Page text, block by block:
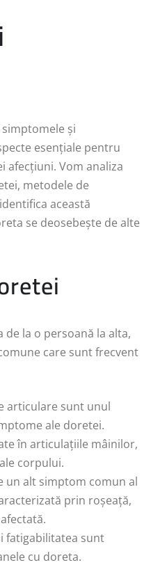
și
esențiale pentru
afecțiuni. Vom analiza
metodele de
această
se deosebește de alte
la o persoană la alta,
care sunt frecvent
articulare sunt unul
ale doretei.
în articulațiile mâinilor,
corpului.
un alt simptom comun al
prin roșeață,
fatigabilitatea sunt
cu doreta.